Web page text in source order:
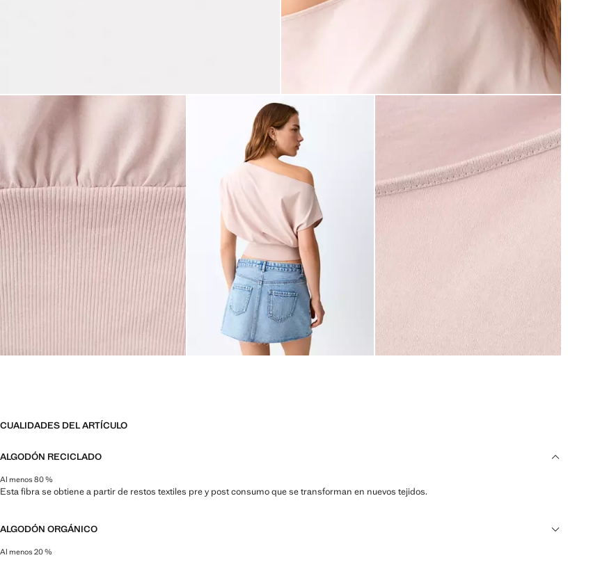
CUALIDADES DEL ARTÍCULO
ALGODÓN RECICLADO
Al menos 80 %
Esta fibra se obtiene a partir de restos textiles pre y post consumo que se transforman en nuevos tejidos.
ALGODÓN ORGÁNICO
Al menos 20 %